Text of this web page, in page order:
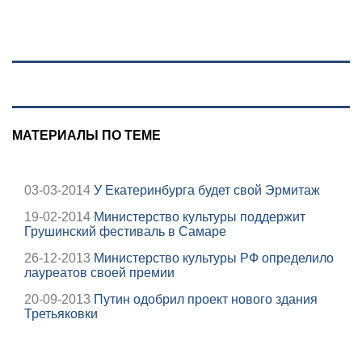
головы?
МАТЕРИАЛЫ ПО ТЕМЕ
03-03-2014 У Екатеринбурга будет свой Эрмитаж
19-02-2014 Министерство культуры поддержит
Грушинский фестиваль в Самаре
26-12-2013 Министерство культуры РФ определило
лауреатов своей премии
20-09-2013 Путин одобрил проект нового здания
Третьяковки